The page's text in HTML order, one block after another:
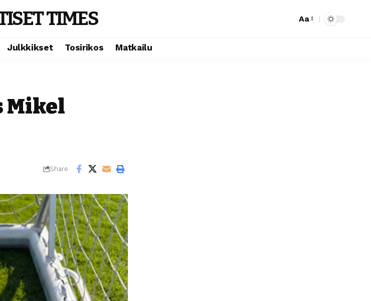
TIMES Aa
Julkkikset Tosirikos Matkailu
Mikel
Share